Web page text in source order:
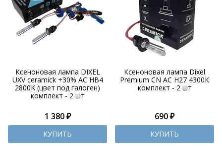
Ксеноновая лампа DIXEL
UXV ceramick +30% AC HB4
2800K (цвет под галоген)
комплект - 2 шт
Ксеноновая лампа Dixel
Premium CN AC H27 4300К
комплект - 2 шт
1 380 ₽
КУПИТЬ
690 ₽
КУПИТЬ